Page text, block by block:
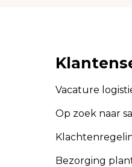
Vacature
Op zoek naar
Bezorging